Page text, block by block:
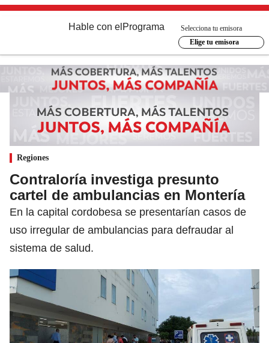
Hable con el Programa
Selecciona tu emisora
Elige tu emisora
Regiones
Contraloría investiga presunto
cartel de ambulancias en Montería
En la capital cordobesa se presentarían casos de
uso irregular de ambulancias para defraudar al
sistema de salud.